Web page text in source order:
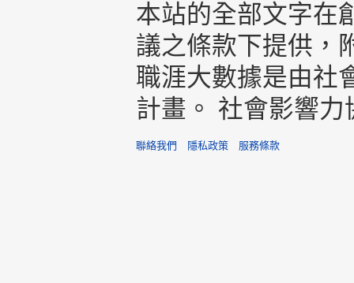
本站的全部文字在
議之條款下提供，
職涯大數據是由社
計畫。 社會影響
聯絡我們 隱私政策 服務條款